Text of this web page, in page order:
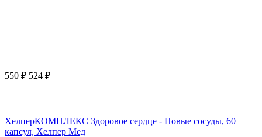
550 ₽ 524 ₽
ХелперКОМПЛЕКС Здоровое сердце - Новые сосуды, 60
капсул, Хелпер Мед